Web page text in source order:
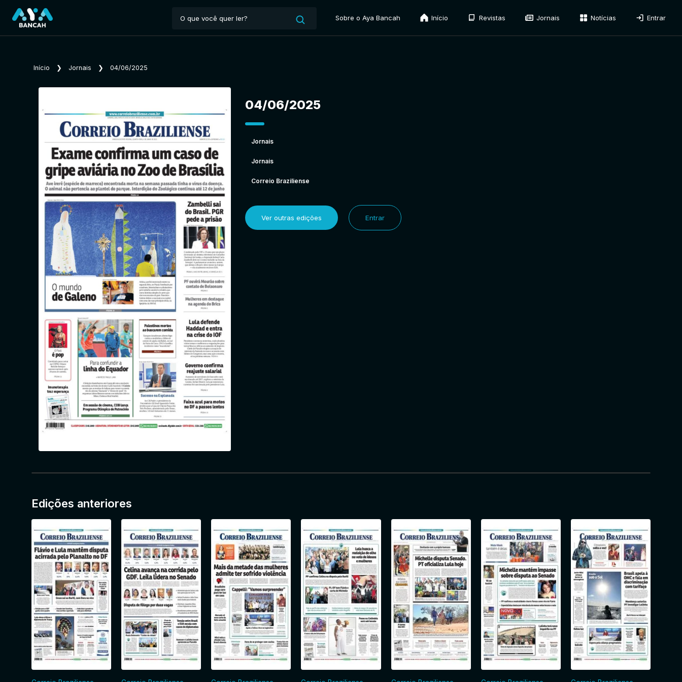
Sobre o Aya Bancah Início Revistas Jornais Notícias Entrar
Início ❯ Jornais ❯ 04/06/2025
04/06/2025
Jornais
Jornais
Correio Braziliense
Ver outras edições Entrar
Edições anteriores